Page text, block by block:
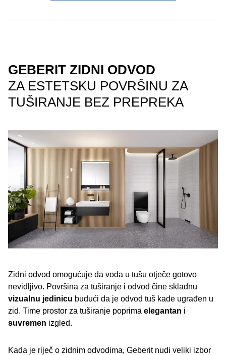
GEBERIT ZIDNI ODVOD
ZA ESTETSKU POVRŠINU ZA
TUŠIRANJE BEZ PREPREKA
Zidni odvod omogućuje da voda u tušu otječe gotovo
nevidljivo. Površina za tuširanje i odvod čine skladnu
vizualnu jedinicu budući da je odvod tuš kade ugrađen u
zid. Time prostor za tuširanje poprima elegantan i
suvremen izgled.
Kada je riječ o zidnim odvodima, Geberit nudi veliki izbor